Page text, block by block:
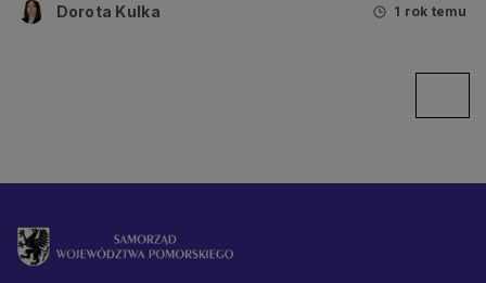
Dorota Kulka 1 rok temu